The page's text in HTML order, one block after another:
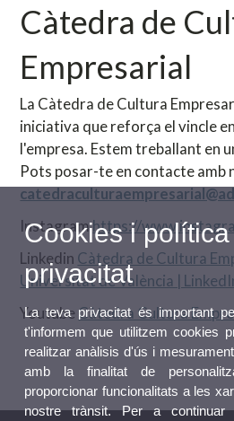
Càtedra de
Empresarial
La Càtedra de Cultura
iniciativa que reforça el vincle
l'empresa. Estem treballant en
Pots posar-te en contacte amb
Instagramhttps://
Linkedin Càtedra de Cultura
Universitat de València |
Youtube Càtedra Cultura
Cookies i
privacitat
La teva privacitat és important
t'informem que utilitzem cookies
realitzar anàlisis d'ús i
amb la finalitat de
proporcionar funcionalitats a les
nostre trànsit. Per a